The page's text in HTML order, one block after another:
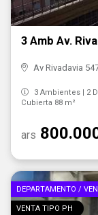
3 Amb Av.
Av Rivadavia
3 Ambientes | 2
Cubierta 88 m²
ars
DEPARTAMENTO /
VENTA TIPO PH